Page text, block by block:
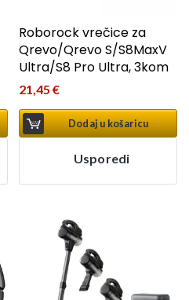
€.
Roborock vrečice za
Qrevo/Qrevo S/S8MaxV
Ultra/S8 Pro Ultra, 3kom
21,45€
Dodaj u košaricu
Usporedi